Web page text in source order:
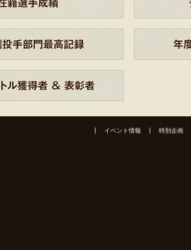
イベント情報 特別企画